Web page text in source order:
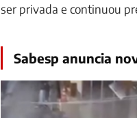
ser privada e continuou
Sabesp anuncia